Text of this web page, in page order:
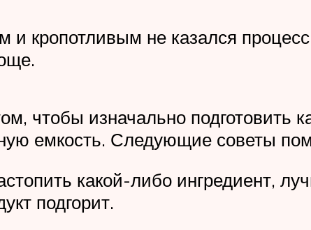
кропотливым не казался
чтобы изначально подготовить
емкость. Следующие советы
какой-либо ингредиент,
подгорит.